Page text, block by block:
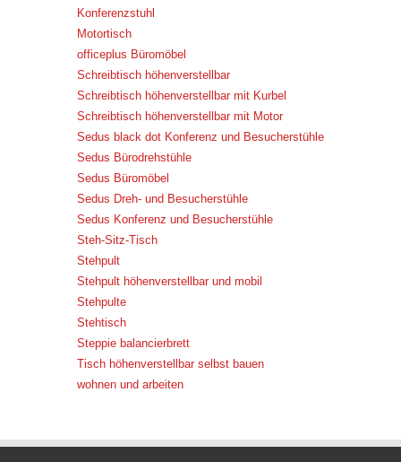
Konferenzstuhl
Motortisch
officeplus Büromöbel
Schreibtisch höhenverstellbar
Schreibtisch höhenverstellbar mit Kurbel
Schreibtisch höhenverstellbar mit Motor
Sedus black dot Konferenz und Besucherstühle
Sedus Bürodrehstühle
Sedus Büromöbel
Sedus Dreh- und Besucherstühle
Sedus Konferenz und Besucherstühle
Steh-Sitz-Tisch
Stehpult
Stehpult höhenverstellbar und mobil
Stehpulte
Stehtisch
Steppie balancierbrett
Tisch höhenverstellbar selbst bauen
wohnen und arbeiten